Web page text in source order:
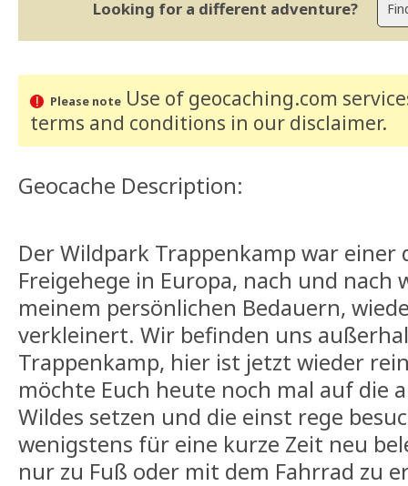
Looking for a different adventure?
Please noteUse of geocaching.com
terms and conditions in our disclaimer.
Geocache Description:
Der Wildpark Trappenkamp war
Freigehege in Europa, nach und nach
meinem persönlichen Bedauern,
verkleinert. Wir befinden uns
Trappenkamp, hier ist jetzt wieder
möchte Euch heute noch mal auf die
Wildes setzen und die einst rege
wenigstens für eine kurze Zeit neu
nur zu Fuß oder mit dem Fahrrad zu